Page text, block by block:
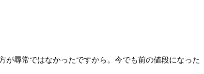
尋常ではなかったですから。今でも前の値段になった